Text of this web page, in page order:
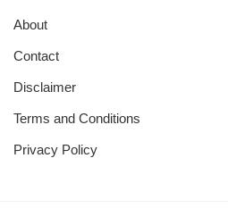
About
Contact
Disclaimer
Terms and Conditions
Privacy Policy